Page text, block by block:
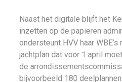
Naast het digitale blijft het
inzetten op de papieren
ondersteunt HVV haar
jachtplan dat voor 1 april
de
bijvoorbeeld 180